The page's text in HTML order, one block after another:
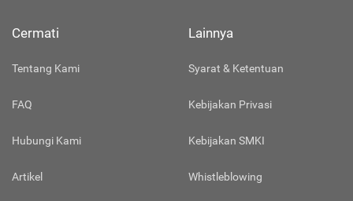
Cermati
Tentang Kami
FAQ
Hubungi Kami
Artikel
Lainnya
Syarat & Ketentuan
Kebijakan Privasi
Kebijakan SMKI
Whistleblowing